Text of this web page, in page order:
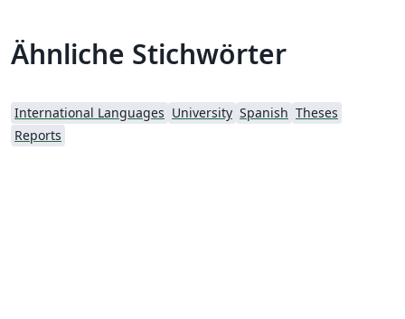
Ähnliche Stichwörter
International Languages University Spanish Theses
Reports